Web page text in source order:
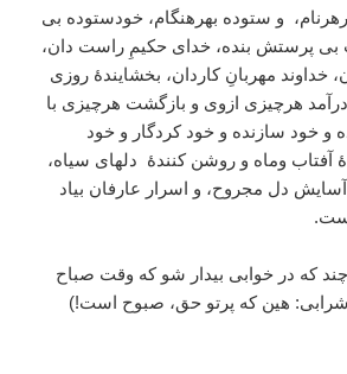
و ستوده بهرهنگام، خودستوده بی
بی پرستش بنده، خدای حکیمِ راست دان،
خداوند مهربانِ کاردان، بخشایندۀ روزی
هرچیزی ازوی و بازگشت هرچیزی با
و خود سازنده و خود کردگار و خود
آفتاب وماه و روشن کنندۀ دلهای سیاه،
دل مجروح، و اسرار عارفان بیاد
که در خوابی بیدار شو که وقت صباح
هین که پرتو حق، صبوح است!)